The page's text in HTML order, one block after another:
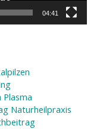
04:41
Naturheilpraxis